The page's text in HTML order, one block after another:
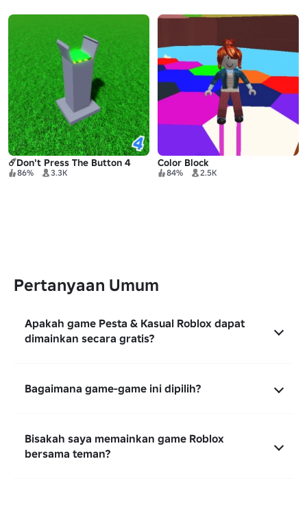
☄️Don't Press The Button 4
86% 3.3K
Color Block
84% 2.5K
Pertanyaan Umum
Apakah game Pesta & Kasual Roblox dapat
dimainkan secara gratis?
Bagaimana game-game ini dipilih?
Bisakah saya memainkan game Roblox
bersama teman?